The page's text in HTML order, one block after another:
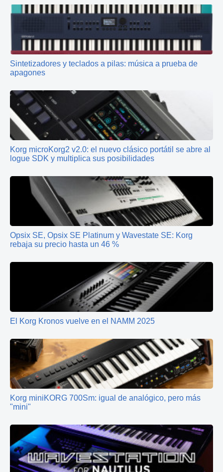
Sintetizadores y teclados a pilas: música a prueba de
apagones
Korg microKorg2 v2.0: el nuevo clásico portátil se abre al
logue SDK y multiplica sus posibilidades
Opsix SE, Opsix SE Platinum y Wavestate SE: Korg
rebaja su precio hasta un 46 %
El Korg Kronos vuelve en el NAMM 2025
Korg miniKORG 700Sm: igual de analógico, pero más
"mini"